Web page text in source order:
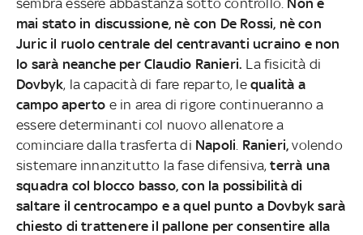
mai stato in discussione, nè con De Rossi, nè con
Juric il ruolo centrale del centravanti ucraino e non
lo sarà neanche per Claudio Ranieri. La fisicità di
Dovbyk, la capacità di fare reparto, lequalità a
campo aperto e in area di rigore continueranno a
essere determinanti col nuovo allenatore a
cominciare dalla trasferta di Napoli Ranieri, volendo
sistemare innanzitutto la fase difensiva, terrà una
squadra col blocco basso, con la possibilità di
saltare il centrocampo e a quel punto a Dovbyk sarà
chiesto di trattenere il pallone per consentire alla